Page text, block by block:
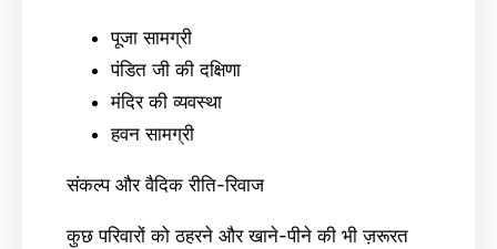
पूजा सामग्री
पंडित जी की दक्षिणा
मंदिर की व्यवस्था
हवन सामग्री
संकल्प और वैदिक रीति-रिवाज
कुछ परिवारों को ठहरने और खाने-पीने की भी ज़रूरत